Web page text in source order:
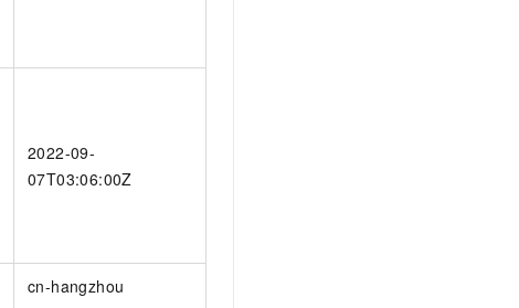
2022-09-
07T03:06:00Z
cn-hangzhou